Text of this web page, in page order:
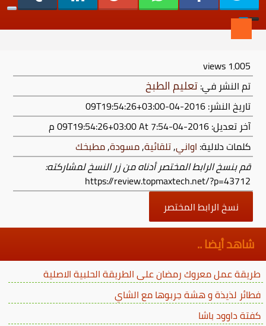
1٬005 views
تم النشر في:تعليم الطبخ
تاريخ النشر: 2016-04-09T19:54:26+03:00
آخر تعديل:2016-04-09T19:54:26+03:00
At 7:54 م
كلمات دلالية: اواني,تلقائية,مسودة,مطبخك
قم بنسخ الرابط المختصر أدناه من زر النسخ لمشاركته:
https://review.topmaxtech.net/?p=43712
نسخ الرابط المختصر
شاهد أيضا ..
طريقة عمل معروك رمضان على الطريقة الحلبية الاصلية
فطائر لذيذة و هشة جربوها مع الشاي
كفتة داوود باشا